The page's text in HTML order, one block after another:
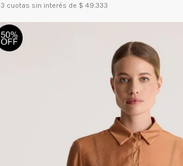
3 cuotas sin interés de $ 49.333